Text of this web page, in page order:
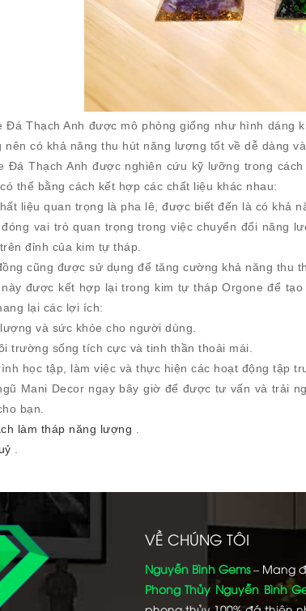
Đá Thạch Anh được mô phỏng giống như hình dáng
nên có khả năng thu hút năng lượng tốt về dễ dàng
Đá Thạch Anh được nghiên cứu kỹ lưỡng trong
thể bằng cách kết hợp các chất liệu khác nhau:
liệu quan trọng là pha lê, được biết đến là có khả
vai trò quan trọng trong việc chuyển đổi năng
đỉnh của kim tự tháp.
cũng được sử dụng để tăng cường khả năng thu
được kết hợp lại trong kim tự tháp Orgone để
lại các lợi ích:
và sức khỏe cho người dùng.
trường sống tích cực và tinh thần thoải mái.
học tập, làm việc và thực hiện các hoạt động tập
Mani Decor ngay bây giờ để được tư vấn và trải
bạn.
làm tháp năng lượng
VỀ CHÚNG TÔI
Nguyễn Bình Gems– Mang
Phong Thủy Nguyễn Bình